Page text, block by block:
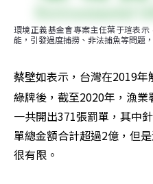
環境正義基金會專案主任葉于瑄表
能，引發過度捕撈、非法捕魚等問題
蔡壁如表示，台灣在2019
綠牌後，截至2020年，漁業
一共開出371張罰單，其中
單總金額合計超過2億，但
很有限。